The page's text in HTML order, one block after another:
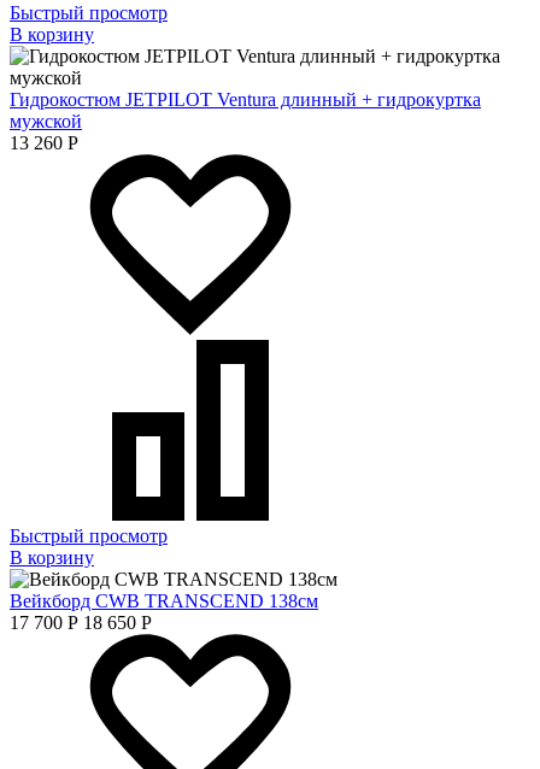
Быстрый просмотр
В корзину
Гидрокостюм JETPILOT Ventura длинный + гидрокуртка
мужской
13 260 Р
Быстрый просмотр
В корзину
Вейкборд CWB TRANSCEND 138см
17 700 Р 18 650 Р